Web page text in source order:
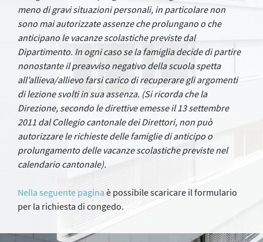
meno di gravi situazioni personali, in particolare non
sono mai autorizzate assenze che prolungano o che
anticipano le vacanze scolastiche previste dal
Dipartimento. In ogni caso se la famiglia decide di partire
nonostante il preavviso negativo della scuola spetta
all’allieva/allievo farsi carico di recuperare gli argomenti
di lezione svolti in sua assenza. (Si ricorda che la
Direzione, secondo le direttive emesse il 13 settembre
2011 dal Collegio cantonale dei Direttori, non può
autorizzare le richieste delle famiglie di anticipo o
prolungamento delle vacanze scolastiche previste nel
calendario cantonale).
Nella seguente pagina è possibile scaricare il formulario
per la richiesta di congedo.